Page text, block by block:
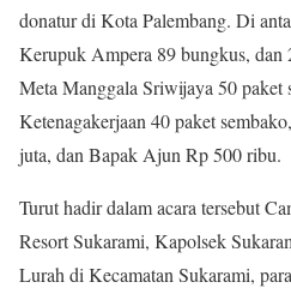
donatur di Kota Palembang. Di
Kerupuk Ampera 89 bungkus, dan
Meta Manggala Sriwijaya 50 paket
Ketenagakerjaan 40 paket
juta, dan Bapak Ajun Rp 500 ribu.
Turut hadir dalam acara tersebut
Resort Sukarami, Kapolsek
Lurah di Kecamatan Sukarami,